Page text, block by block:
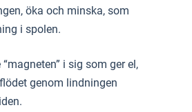
öka och minska, som
i spolen.
i sig som ger el,
genom lindningen